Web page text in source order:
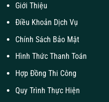
Giới Thiệu
Điều Khoản Dịch Vụ
Chính Sách Bảo Mật
Hình Thức Thanh Toán
Hợp Đồng Thi Công
Quy Trình Thực Hiện